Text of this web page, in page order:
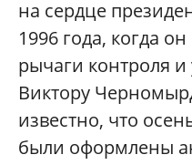
на сердце
1996 года, когда
рычаги контроля
Виктору
известно, что
были оформлены